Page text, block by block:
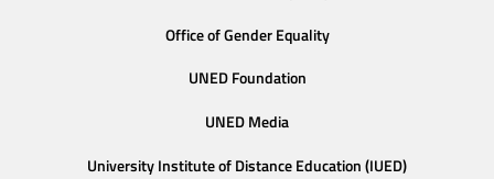
Office of Gender Equality
UNED Foundation
UNED Media
University Institute of Distance Education (IUED)